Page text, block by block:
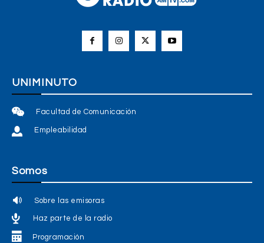
UNIMINUTO
Facultad de Comunicación
Empleabilidad
Somos
Sobre las emisoras
Haz parte de la radio
Programación